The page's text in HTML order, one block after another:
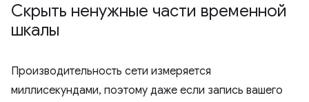
Скрыть ненужные части временной
шкалы
Производительность сети измеряется
миллисекундами, поэтому даже если запись вашего